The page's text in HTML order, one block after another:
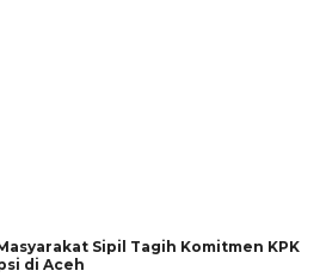
Sipil Tagih Komitmen KPK
di Aceh